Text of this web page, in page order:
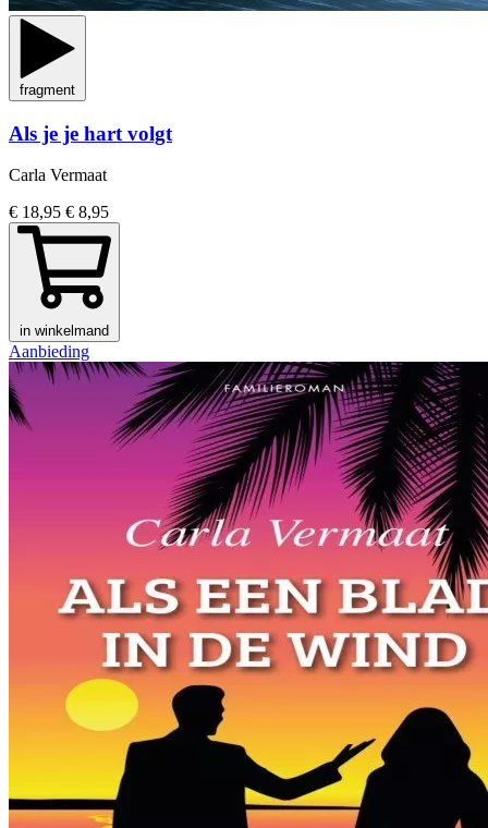
fragment
Als je je hart volgt
Carla Vermaat
€ 18,95 € 8,95
in winkelmand
Aanbieding